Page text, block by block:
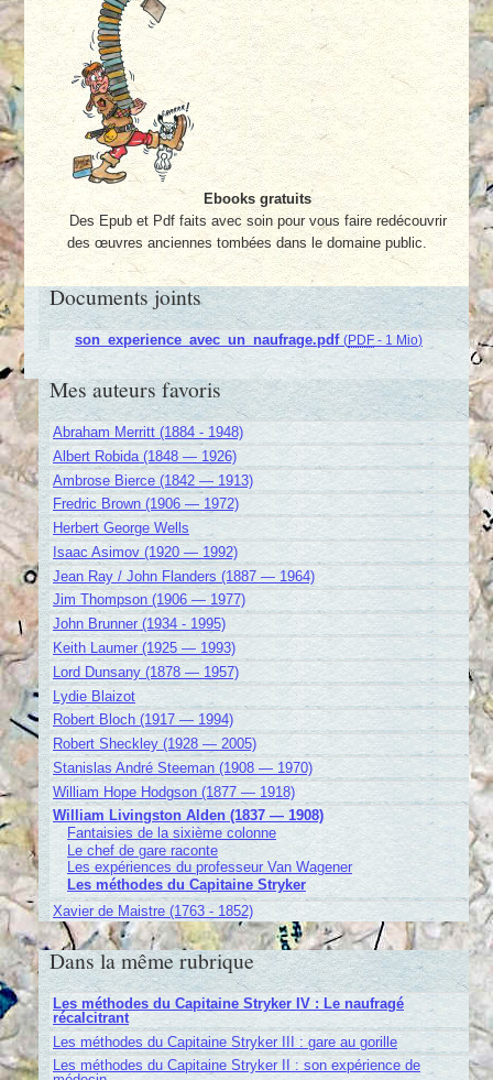
Ebooks gratuits
Des Epub et Pdf faits avec soin pour vous faire redécouvrir
des œuvres anciennes tombées dans le domaine public.
Documents joints
son_experience_avec_un_naufrage.pdf (PDF- 1 Mio)
Mes auteurs favoris
Abraham Merritt (1884 - 1948)
Albert Robida (1848 — 1926)
Ambrose Bierce (1842 — 1913)
Fredric Brown (1906 — 1972)
Herbert George Wells
Isaac Asimov (1920 — 1992)
Jean Ray / John Flanders (1887 — 1964)
Jim Thompson (1906 — 1977)
John Brunner (1934 - 1995)
Keith Laumer (1925 — 1993)
Lord Dunsany (1878 — 1957)
Lydie Blaizot
Robert Bloch (1917 — 1994)
Robert Sheckley (1928 — 2005)
Stanislas André Steeman (1908 — 1970)
William Hope Hodgson (1877 — 1918)
William Livingston Alden (1837 — 1908)
Fantaisies de la sixième colonne
Le chef de gare raconte
Les expériences du professeur Van Wagener
Les méthodes du Capitaine Stryker
Xavier de Maistre (1763 - 1852)
Dans la même rubrique
Les méthodes du Capitaine Stryker IV : Le naufragé
récalcitrant
Les méthodes du Capitaine Stryker III : gare au gorille
Les méthodes du Capitaine Stryker II : son expérience de